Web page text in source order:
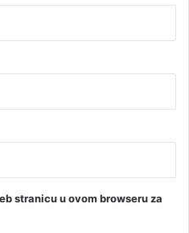
stranicu u ovom browseru za